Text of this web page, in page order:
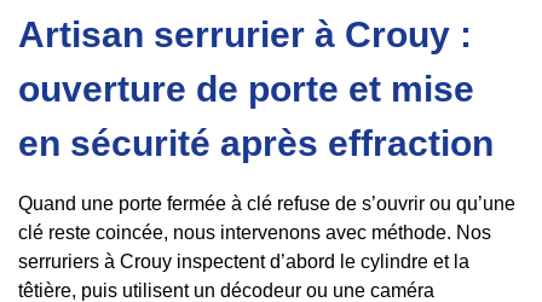
Artisan serrurier à Crouy :
ouverture de porte et mise
en sécurité après effraction
Quand une porte fermée à clé refuse de s’ouvrir ou qu’une
clé reste coincée, nous intervenons avec méthode. Nos
serruriers à Crouy inspectent d’abord le cylindre et la
têtière, puis utilisent un décodeur ou une caméra